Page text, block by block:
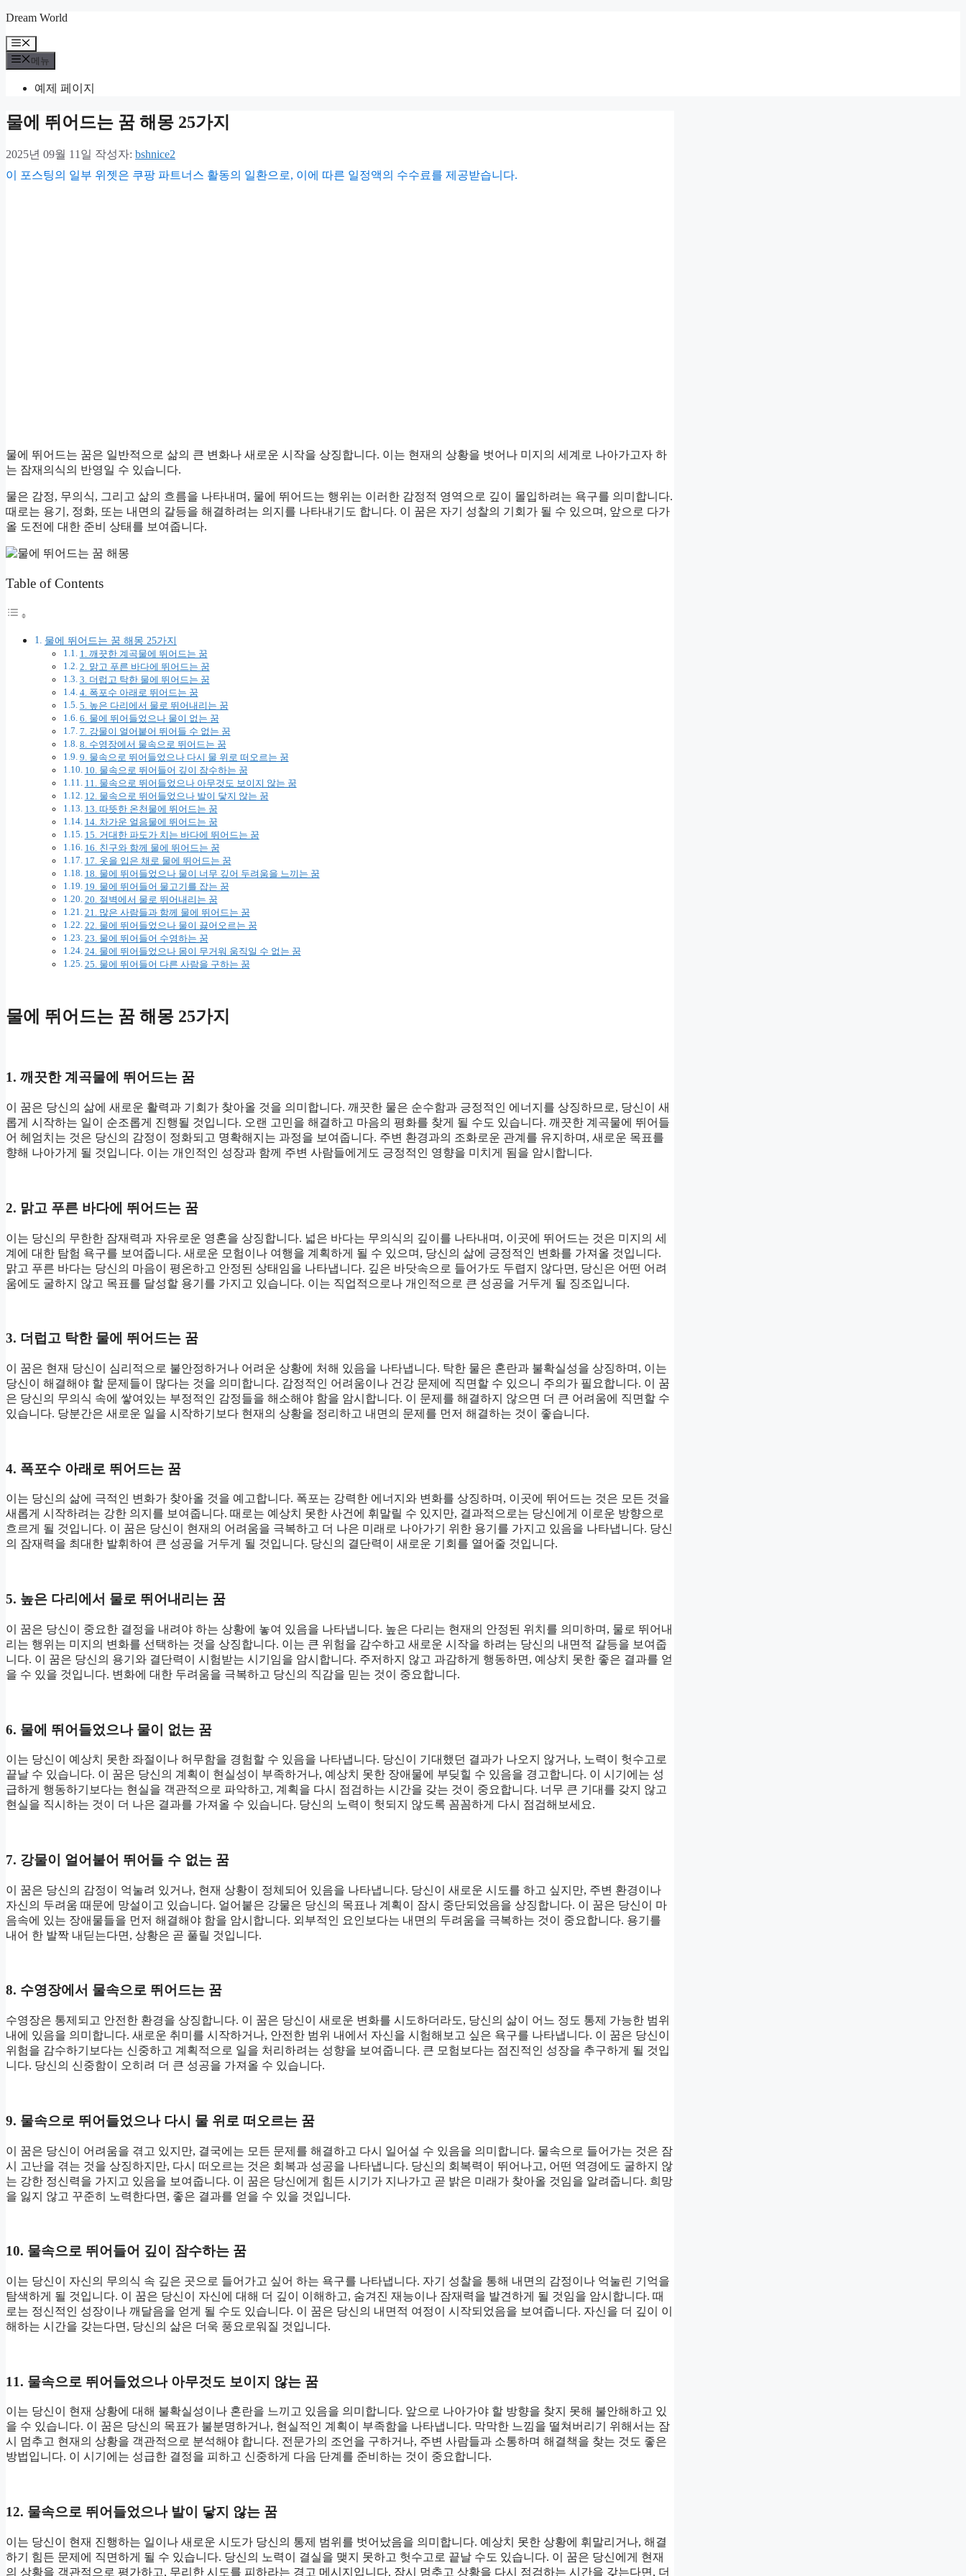
컨
츠
로
기
Dream World
메
뉴
메뉴
예제 페이지
물에 뛰어드는 꿈 해몽 25가지
2025년 09월 11일 작성자: bshnice2
이 포스팅의 일부 위젯은 쿠팡 파트너스 활동의 일환으로, 이에 따른 일정액의 수수료를 제공받습니다.
물에 뛰어드는 꿈은 일반적으로 삶의 큰 변화나 새로운 시작을 상징합니다. 이는 현재의 상황을 벗어나 미지의 세계로 나아가고자 하
는 잠재의식의 반영일 수 있습니다.
물은 감정, 무의식, 그리고 삶의 흐름을 나타내며, 물에 뛰어드는 행위는 이러한 감정적 영역으로 깊이 몰입하려는 욕구를 의미합니다.
때로는 용기, 정화, 또는 내면의 갈등을 해결하려는 의지를 나타내기도 합니다. 이 꿈은 자기 성찰의 기회가 될 수 있으며, 앞으로 다가
올 도전에 대한 준비 상태를 보여줍니다.
Table of Contents
물에 뛰어드는 꿈 해몽 25가지
1. 깨끗한 계곡물에 뛰어드는 꿈
2. 맑고 푸른 바다에 뛰어드는 꿈
3. 더럽고 탁한 물에 뛰어드는 꿈
4. 폭포수 아래로 뛰어드는 꿈
5. 높은 다리에서 물로 뛰어내리는 꿈
6. 물에 뛰어들었으나 물이 없는 꿈
7. 강물이 얼어붙어 뛰어들 수 없는 꿈
8. 수영장에서 물속으로 뛰어드는 꿈
9. 물속으로 뛰어들었으나 다시 물 위로 떠오르는 꿈
10. 물속으로 뛰어들어 깊이 잠수하는 꿈
11. 물속으로 뛰어들었으나 아무것도 보이지 않는 꿈
12. 물속으로 뛰어들었으나 발이 닿지 않는 꿈
13. 따뜻한 온천물에 뛰어드는 꿈
14. 차가운 얼음물에 뛰어드는 꿈
15. 거대한 파도가 치는 바다에 뛰어드는 꿈
16. 친구와 함께 물에 뛰어드는 꿈
17. 옷을 입은 채로 물에 뛰어드는 꿈
18. 물에 뛰어들었으나 물이 너무 깊어 두려움을 느끼는 꿈
19. 물에 뛰어들어 물고기를 잡는 꿈
20. 절벽에서 물로 뛰어내리는 꿈
21. 많은 사람들과 함께 물에 뛰어드는 꿈
22. 물에 뛰어들었으나 물이 끓어오르는 꿈
23. 물에 뛰어들어 수영하는 꿈
24. 물에 뛰어들었으나 몸이 무거워 움직일 수 없는 꿈
25. 물에 뛰어들어 다른 사람을 구하는 꿈
물에 뛰어드는 꿈 해몽 25가지
1. 깨끗한 계곡물에 뛰어드는 꿈
이 꿈은 당신의 삶에 새로운 활력과 기회가 찾아올 것을 의미합니다. 깨끗한 물은 순수함과 긍정적인 에너지를 상징하므로, 당신이 새
롭게 시작하는 일이 순조롭게 진행될 것입니다. 오랜 고민을 해결하고 마음의 평화를 찾게 될 수도 있습니다. 깨끗한 계곡물에 뛰어들
어 헤엄치는 것은 당신의 감정이 정화되고 명확해지는 과정을 보여줍니다. 주변 환경과의 조화로운 관계를 유지하며, 새로운 목표를
향해 나아가게 될 것입니다. 이는 개인적인 성장과 함께 주변 사람들에게도 긍정적인 영향을 미치게 됨을 암시합니다.
2. 맑고 푸른 바다에 뛰어드는 꿈
이는 당신의 무한한 잠재력과 자유로운 영혼을 상징합니다. 넓은 바다는 무의식의 깊이를 나타내며, 이곳에 뛰어드는 것은 미지의 세
계에 대한 탐험 욕구를 보여줍니다. 새로운 모험이나 여행을 계획하게 될 수 있으며, 당신의 삶에 긍정적인 변화를 가져올 것입니다.
맑고 푸른 바다는 당신의 마음이 평온하고 안정된 상태임을 나타냅니다. 깊은 바닷속으로 들어가도 두렵지 않다면, 당신은 어떤 어려
움에도 굴하지 않고 목표를 달성할 용기를 가지고 있습니다. 이는 직업적으로나 개인적으로 큰 성공을 거두게 될 징조입니다.
3. 더럽고 탁한 물에 뛰어드는 꿈
이 꿈은 현재 당신이 심리적으로 불안정하거나 어려운 상황에 처해 있음을 나타냅니다. 탁한 물은 혼란과 불확실성을 상징하며, 이는
당신이 해결해야 할 문제들이 많다는 것을 의미합니다. 감정적인 어려움이나 건강 문제에 직면할 수 있으니 주의가 필요합니다. 이 꿈
은 당신의 무의식 속에 쌓여있는 부정적인 감정들을 해소해야 함을 암시합니다. 이 문제를 해결하지 않으면 더 큰 어려움에 직면할 수
있습니다. 당분간은 새로운 일을 시작하기보다 현재의 상황을 정리하고 내면의 문제를 먼저 해결하는 것이 좋습니다.
4. 폭포수 아래로 뛰어드는 꿈
이는 당신의 삶에 극적인 변화가 찾아올 것을 예고합니다. 폭포는 강력한 에너지와 변화를 상징하며, 이곳에 뛰어드는 것은 모든 것을
새롭게 시작하려는 강한 의지를 보여줍니다. 때로는 예상치 못한 사건에 휘말릴 수 있지만, 결과적으로는 당신에게 이로운 방향으로
흐르게 될 것입니다. 이 꿈은 당신이 현재의 어려움을 극복하고 더 나은 미래로 나아가기 위한 용기를 가지고 있음을 나타냅니다. 당신
의 잠재력을 최대한 발휘하여 큰 성공을 거두게 될 것입니다. 당신의 결단력이 새로운 기회를 열어줄 것입니다.
5. 높은 다리에서 물로 뛰어내리는 꿈
이 꿈은 당신이 중요한 결정을 내려야 하는 상황에 놓여 있음을 나타냅니다. 높은 다리는 현재의 안정된 위치를 의미하며, 물로 뛰어내
리는 행위는 미지의 변화를 선택하는 것을 상징합니다. 이는 큰 위험을 감수하고 새로운 시작을 하려는 당신의 내면적 갈등을 보여줍
니다. 이 꿈은 당신의 용기와 결단력이 시험받는 시기임을 암시합니다. 주저하지 않고 과감하게 행동하면, 예상치 못한 좋은 결과를 얻
을 수 있을 것입니다. 변화에 대한 두려움을 극복하고 당신의 직감을 믿는 것이 중요합니다.
6. 물에 뛰어들었으나 물이 없는 꿈
이는 당신이 예상치 못한 좌절이나 허무함을 경험할 수 있음을 나타냅니다. 당신이 기대했던 결과가 나오지 않거나, 노력이 헛수고로
끝날 수 있습니다. 이 꿈은 당신의 계획이 현실성이 부족하거나, 예상치 못한 장애물에 부딪힐 수 있음을 경고합니다. 이 시기에는 성
급하게 행동하기보다는 현실을 객관적으로 파악하고, 계획을 다시 점검하는 시간을 갖는 것이 중요합니다. 너무 큰 기대를 갖지 않고
현실을 직시하는 것이 더 나은 결과를 가져올 수 있습니다. 당신의 노력이 헛되지 않도록 꼼꼼하게 다시 점검해보세요.
7. 강물이 얼어붙어 뛰어들 수 없는 꿈
이 꿈은 당신의 감정이 억눌려 있거나, 현재 상황이 정체되어 있음을 나타냅니다. 당신이 새로운 시도를 하고 싶지만, 주변 환경이나
자신의 두려움 때문에 망설이고 있습니다. 얼어붙은 강물은 당신의 목표나 계획이 잠시 중단되었음을 상징합니다. 이 꿈은 당신이 마
음속에 있는 장애물들을 먼저 해결해야 함을 암시합니다. 외부적인 요인보다는 내면의 두려움을 극복하는 것이 중요합니다. 용기를
내어 한 발짝 내딛는다면, 상황은 곧 풀릴 것입니다.
8. 수영장에서 물속으로 뛰어드는 꿈
수영장은 통제되고 안전한 환경을 상징합니다. 이 꿈은 당신이 새로운 변화를 시도하더라도, 당신의 삶이 어느 정도 통제 가능한 범위
내에 있음을 의미합니다. 새로운 취미를 시작하거나, 안전한 범위 내에서 자신을 시험해보고 싶은 욕구를 나타냅니다. 이 꿈은 당신이
위험을 감수하기보다는 신중하고 계획적으로 일을 처리하려는 성향을 보여줍니다. 큰 모험보다는 점진적인 성장을 추구하게 될 것입
니다. 당신의 신중함이 오히려 더 큰 성공을 가져올 수 있습니다.
9. 물속으로 뛰어들었으나 다시 물 위로 떠오르는 꿈
이 꿈은 당신이 어려움을 겪고 있지만, 결국에는 모든 문제를 해결하고 다시 일어설 수 있음을 의미합니다. 물속으로 들어가는 것은 잠
시 고난을 겪는 것을 상징하지만, 다시 떠오르는 것은 회복과 성공을 나타냅니다. 당신의 회복력이 뛰어나고, 어떤 역경에도 굴하지 않
는 강한 정신력을 가지고 있음을 보여줍니다. 이 꿈은 당신에게 힘든 시기가 지나가고 곧 밝은 미래가 찾아올 것임을 알려줍니다. 희망
을 잃지 않고 꾸준히 노력한다면, 좋은 결과를 얻을 수 있을 것입니다.
10. 물속으로 뛰어들어 깊이 잠수하는 꿈
이는 당신이 자신의 무의식 속 깊은 곳으로 들어가고 싶어 하는 욕구를 나타냅니다. 자기 성찰을 통해 내면의 감정이나 억눌린 기억을
탐색하게 될 것입니다. 이 꿈은 당신이 자신에 대해 더 깊이 이해하고, 숨겨진 재능이나 잠재력을 발견하게 될 것임을 암시합니다. 때
로는 정신적인 성장이나 깨달음을 얻게 될 수도 있습니다. 이 꿈은 당신의 내면적 여정이 시작되었음을 보여줍니다. 자신을 더 깊이 이
해하는 시간을 갖는다면, 당신의 삶은 더욱 풍요로워질 것입니다.
11. 물속으로 뛰어들었으나 아무것도 보이지 않는 꿈
이는 당신이 현재 상황에 대해 불확실성이나 혼란을 느끼고 있음을 의미합니다. 앞으로 나아가야 할 방향을 찾지 못해 불안해하고 있
을 수 있습니다. 이 꿈은 당신의 목표가 불분명하거나, 현실적인 계획이 부족함을 나타냅니다. 막막한 느낌을 떨쳐버리기 위해서는 잠
시 멈추고 현재의 상황을 객관적으로 분석해야 합니다. 전문가의 조언을 구하거나, 주변 사람들과 소통하며 해결책을 찾는 것도 좋은
방법입니다. 이 시기에는 성급한 결정을 피하고 신중하게 다음 단계를 준비하는 것이 중요합니다.
12. 물속으로 뛰어들었으나 발이 닿지 않는 꿈
이는 당신이 현재 진행하는 일이나 새로운 시도가 당신의 통제 범위를 벗어났음을 의미합니다. 예상치 못한 상황에 휘말리거나, 해결
하기 힘든 문제에 직면하게 될 수 있습니다. 당신의 노력이 결실을 맺지 못하고 헛수고로 끝날 수도 있습니다. 이 꿈은 당신에게 현재
의 상황을 객관적으로 평가하고, 무리한 시도를 피하라는 경고 메시지입니다. 잠시 멈추고 상황을 다시 점검하는 시간을 갖는다면, 더